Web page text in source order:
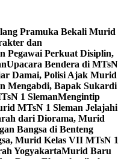
Pramuka Bekali Murid
dan
Pegawai Perkuat Disiplin,
Upacara Bendera di MTsN
Damai, Polisi Ajak Murid
Mengabdi, Bapak Sukardi
1 SlemanMengintip
MTsN 1 Sleman Jelajahi
dari Diorama, Murid
Bangsa di Benteng
Murid Kelas VII MTsN 1
YogyakartaMurid Baru